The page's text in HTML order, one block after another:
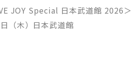
JOY Special 日本武道館 2026＞
（木）日本武道館